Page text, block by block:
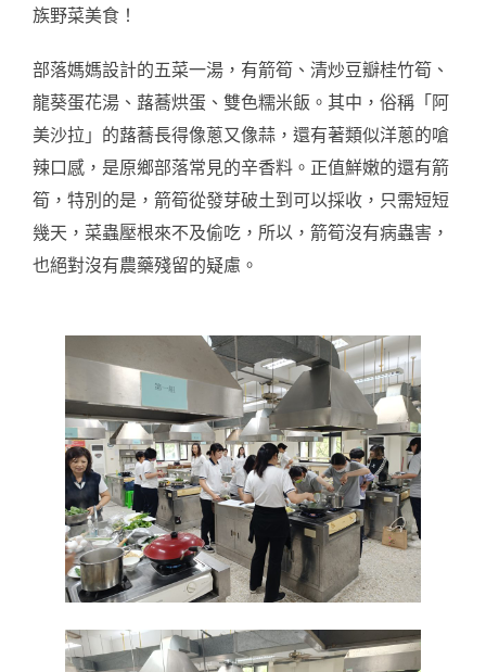
族野菜美食！
部落媽媽設計的五菜一湯，有箭筍、清炒豆瓣桂竹筍、
龍葵蛋花湯、蕗蕎烘蛋、雙色糯米飯。其中，俗稱「阿
美沙拉」的蕗蕎長得像蔥又像蒜，還有著類似洋蔥的嗆
辣口感，是原鄉部落常見的辛香料。正值鮮嫩的還有箭
筍，特別的是，箭筍從發芽破土到可以採收，只需短短
幾天，菜蟲壓根來不及偷吃，所以，箭筍沒有病蟲害，
也絕對沒有農藥殘留的疑慮。